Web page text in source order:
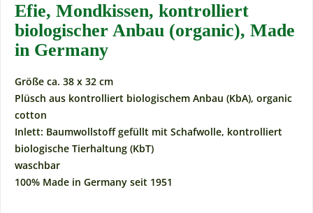
Efie, Mondkissen, kontrolliert
biologischer Anbau (organic), Made
in Germany
Größe ca. 38 x 32 cm
Plüsch aus kontrolliert biologischem Anbau (KbA), organic
cotton
Inlett: Baumwollstoff gefüllt mit Schafwolle, kontrolliert
biologische Tierhaltung (KbT)
waschbar
100% Made in Germany seit 1951